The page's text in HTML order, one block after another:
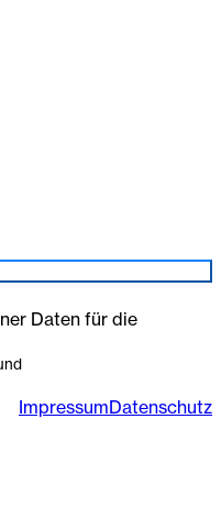
Daten für die
ImpressumDatenschutz